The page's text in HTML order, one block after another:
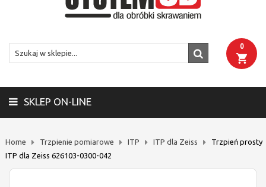
0
SKLEP ON-LINE
Home Trzpienie pomiarowe ITP ITP dla Zeiss
Trzpień prosty
ITP dla Zeiss 626103-0300-042